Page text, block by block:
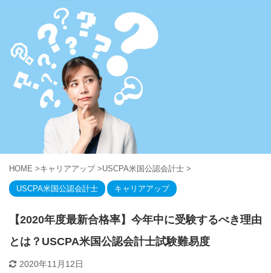
HOME >キャリアアップ >USCPA米国公認会計士 >
USCPA米国公認会計士 キャリアアップ
【2020年度最新合格率】今年中に受験するべき理由
とは？USCPA米国公認会計士試験難易度
2020年11月12日